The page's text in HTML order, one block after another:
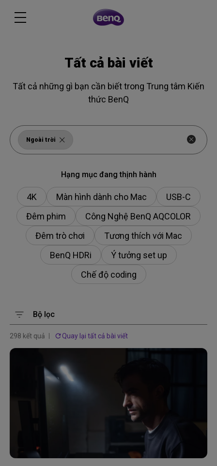
Tất cả bài viết
Tất cả những gì bạn cần biết trong Trung tâm Kiến
thức BenQ
Ngoài trời
Hạng mục đang thịnh hành
4K Màn hình dành cho Mac
USB-C
Đêm phim
Công Nghệ BenQ AQCOLOR
Đêm trò chơi
Tương thích với Mac
BenQ HDRi
Ý tưởng set up
Chế độ coding
Bộ lọc
298 kết quả Quay lại tất cả bài viết